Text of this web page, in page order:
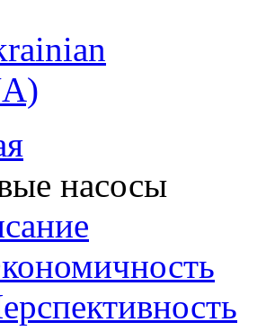
насосы